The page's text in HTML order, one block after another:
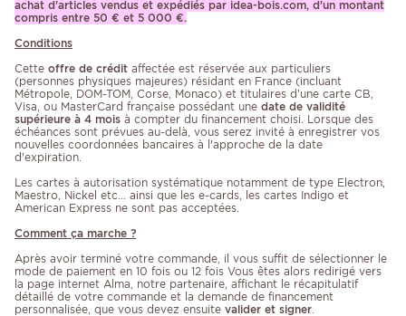
achat d'articles vendus et expédiés par idea-bois.com, d'un montant
compris entre 50 € et 5 000 €.
Conditions
Cette offre de crédit affectée est réservée aux particuliers
(personnes physiques majeures) résidant en France (incluant
Métropole, DOM-TOM, Corse, Monaco) et titulaires d’une carte CB,
Visa, ou MasterCard française possédant une date de validité
supérieure à 4 mois à compter du financement choisi. Lorsque des
échéances sont prévues au-delà, vous serez invité à enregistrer vos
nouvelles coordonnées bancaires à l'approche de la date
d'expiration.
Les cartes à autorisation systématique notamment de type Electron,
Maestro, Nickel etc… ainsi que les e-cards, les cartes Indigo et
American Express ne sont pas acceptées.
Comment ça marche ?
Après avoir terminé votre commande, il vous suffit de sélectionner le
mode de paiement en 10 fois ou 12 fois Vous êtes alors redirigé vers
la page internet Alma, notre partenaire, affichant le récapitulatif
détaillé de votre commande et la demande de financement
personnalisée, que vous devez ensuite valider et signer.